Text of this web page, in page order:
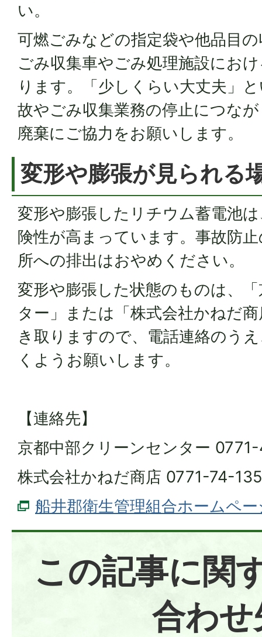
い。
可燃ごみなどの指定袋や他品目
ごみ収集車やごみ処理施設にお
ります。「少しくらい大丈夫」
故やごみ収集業務の停止につな
廃棄にご協力をお願いします。
変形や膨張が見られる
変形や膨張したリチウム蓄電池
険性が高まっています。事故防
所への排出はおやめください。
変形や膨張した状態のものは、
ター」または「株式会社かねだ
き取りますので、電話連絡のう
くようお願いします。
【連絡先】
京都中部クリーンセンター
株式会社かねだ商店 0771-74-
船井郡衛生管理組合ホームペ
この記事に関
合わせ